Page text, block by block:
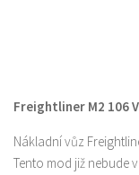
Freightliner M2 106
Nákladní vůz
Tento mod již nebude